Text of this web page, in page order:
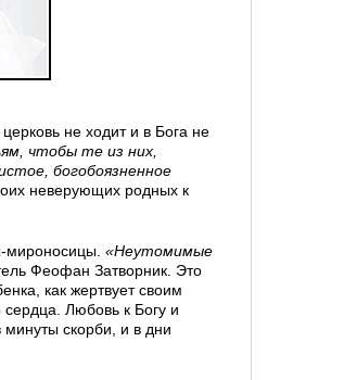
не ходит и в Бога не
чтобы те из них,
богобоязненное
неверующих родных к
мироносицы. «Неутомимые
Феофан Затворник. Это
как жеpтвyет своим
Любовь к Богу и
минyты скоpби, и в дни